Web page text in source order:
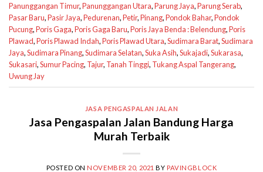
Panunggangan Timur,Panunggangan Utara,Parung Jaya,Parung Serab,
Pasar Baru,Pasir Jaya,Pedurenan,Petir,Pinang,Pondok Bahar,Pondok
Pucung,Poris Gaga,Poris Gaga Baru,Poris Jaya Benda : Belendung,Poris
Plawad,Poris Plawad Indah,Poris Plawad Utara,Sudimara Barat,Sudimara
Jaya,Sudimara Pinang,Sudimara Selatan,Suka Asih,Sukajadi,Sukarasa,
Sukasari,Sumur Pacing, Tajur, Tanah Tinggi, Tukang Aspal Tangerang,
Uwung Jay
JASA PENGASPALAN JALAN
Jasa Pengaspalan Jalan Bandung Harga
Murah Terbaik
POSTED ON NOVEMBER 20, 2021 BY PAVINGBLOCK